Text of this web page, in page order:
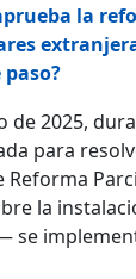
la
de 2025,
para
la
se